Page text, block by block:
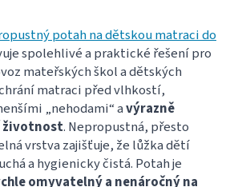
potah na dětskou matraci do
spolehlivé a praktické řešení pro
mateřských škol a dětských
matraci před vlhkostí,
„nehodami“ avýrazně
životnost. Nepropustná, přesto
vrstva zajišťuje, že lůžka dětí
a hygienicky čistá. Potah je
omyvatelný a nenáročný na